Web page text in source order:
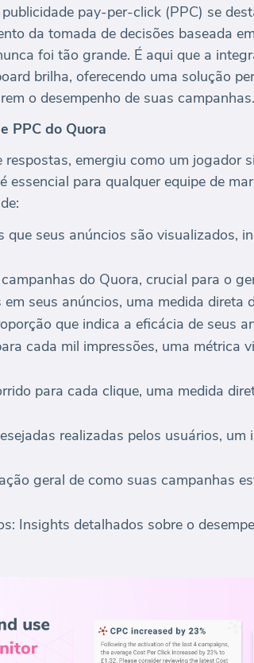
pay-per-click (PPC) se
da tomada de decisões baseada
foi tão grande. É aqui que a
brilha, oferecendo uma solução
o desempenho de suas campanhas.
PPC do Quora
emergiu como um jogador
essencial para qualquer equipe de
que seus anúncios são visualizados,
do Quora, crucial para o
seus anúncios, uma medida direta
que indica a eficácia de seus
cada mil impressões, uma métrica
para cada clique, uma medida
realizadas pelos usuários,
geral de como suas campanhas
Insights detalhados sobre o